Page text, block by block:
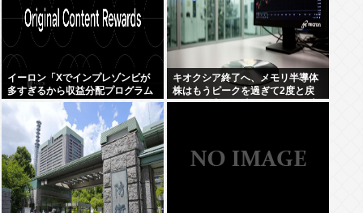
イーロン「Xでインプレゾンビが
多すぎるから収益分配プログラム
やめるわ」
キオクシア終了へ、メモリ半導体
株はもうピークを過ぎて2度と戻
らない。中国の時代になると警告